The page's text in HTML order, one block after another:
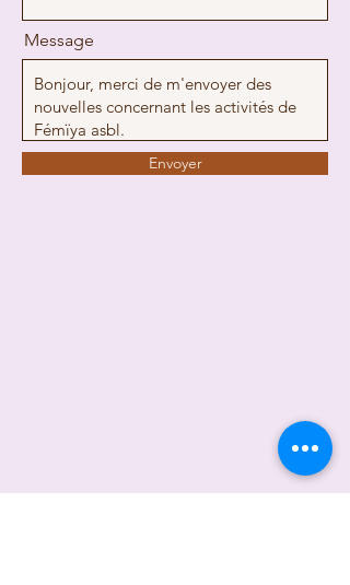
Message
Envoyer